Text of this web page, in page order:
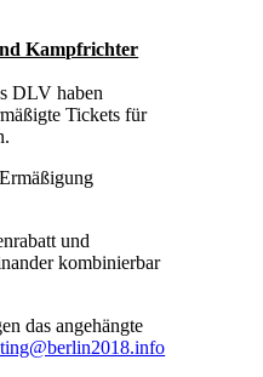
Kampfrichter
DLV haben
Tickets für
und
kombinierbar
das angehängte